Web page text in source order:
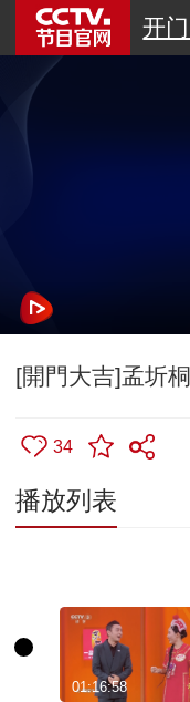
开
[開門大吉]孟圻
34
播放列表
01:16:58